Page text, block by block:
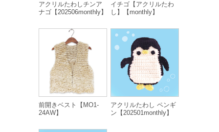
アクリルたわしチンア
ナゴ【202506monthly】
イチゴ【アクリルたわ
し】【monthly】
前開きベスト【MO1-
24AW】
アクリルたわし ペンギ
ン【202501monthly】